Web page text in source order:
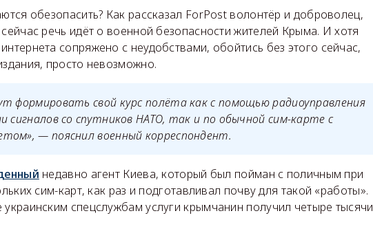
обезопасить? Как рассказал ForPost волонтёр и доброволец,
речь идёт о военной безопасности жителей Крыма. И хотя
сопряжено с неудобствами, обойтись без этого сейчас,
просто невозможно.
формировать свой курс полёта как с помощью радиоуправления
сигналов со спутников НАТО, так и по обычной сим-карте с
— пояснил военный корреспондент.
недавно агент Киева, который был пойман с поличным при
сим-карт, как раз и подготавливал почву для такой «работы».
украинским спецслужбам услуги крымчанин получил четыре тысячи